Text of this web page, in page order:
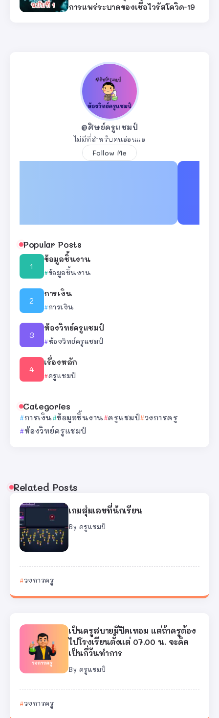
การแพร่ระบาดของเชื้อไวรัสโควิด-19
@ศิษย์ครูแชมป์
ไม่มีที่สำหรับคนอ่อนแอ
Follow Me
Popular Posts
ข้อมูลชิ้นงาน
ข้อมูลชิ้นงาน
การเงิน
การเงิน
ห้องวิทย์ครูแชมป์
ห้องวิทย์ครูแชมป์
เรื่องหลัก
ครูแชมป์
Categories
การเงิน ข้อมูลชิ้นงาน ครูแชมป์ วงการครู
ห้องวิทย์ครูแชมป์
Related Posts
เกมสุ่มเลขที่นักเรียน
By ครูแชมป์
วงการครู
เป็นครูสบายมีปิดเทอม แต่ถ้าครูต้อง
ไปโรงเรียนตั้งแต่ 07.00 น. จะคิด
เป็นกี่วันทำการ
By ครูแชมป์
วงการครู